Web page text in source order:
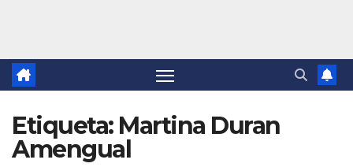
Etiqueta: Martina Duran
Amengual